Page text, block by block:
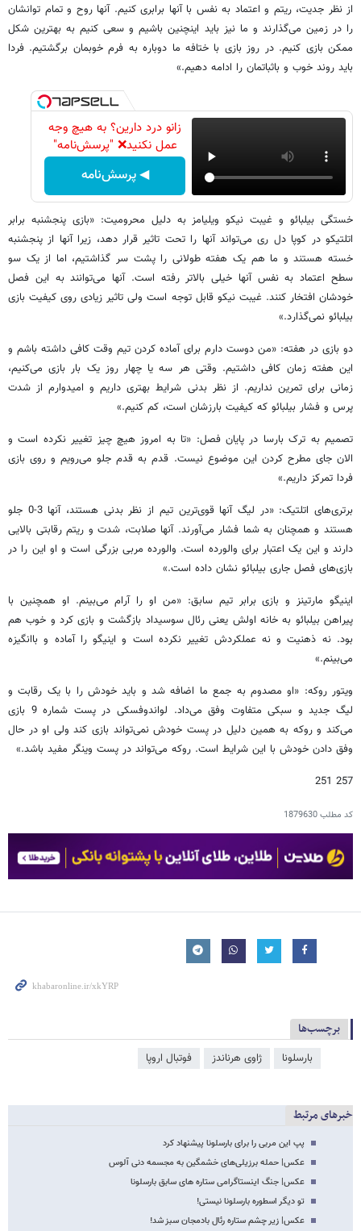
از نظر جدیت، ریتم و اعتماد به نفس با آنها برابری کنیم. آنها روح و تمام توانشان
را در زمین می‌گذارند و ما نیز باید اینچنین باشیم و سعی کنیم به بهترین شکل
ممکن بازی کنیم. در روز بازی با ختافه ما دوباره به فرم خوبمان برگشتیم. فردا
باید روند خوب و باثباتمان را ادامه دهیم.»
زانو درد دارین؟ به هیچ وجه
عمل نکنید❌ "پرسش‌نامه"
◀ پرسش‌نامه
خستگی بیلبائو و غیبت نیکو ویلیامز به دلیل محرومیت: «بازی پنجشنبه برابر
اتلتیکو در کوپا دل ری می‌تواند آنها را تحت تاثیر قرار دهد، زیرا آنها از پنجشنبه
خسته هستند و ما هم یک هفته طولانی را پشت سر گذاشتیم، اما از یک سو
سطح اعتماد به نفس آنها خیلی بالاتر رفته است. آنها می‌توانند به این فصل
خودشان افتخار کنند. غیبت نیکو قابل توجه است ولی تاثیر زیادی روی کیفیت بازی
بیلبائو نمی‌گذارد.»
دو بازی در هفته: «من دوست دارم برای آماده کردن تیم وقت کافی داشته باشم و
این هفته زمان کافی داشتیم. وقتی هر سه یا چهار روز یک بار بازی می‌کنیم،
زمانی برای تمرین نداریم. از نظر بدنی شرایط بهتری داریم و امیدوارم از شدت
پرس و فشار بیلبائو که کیفیت بارزشان است، کم کنیم.»
تصمیم به ترک بارسا در پایان فصل: «تا به امروز هیچ چیز تغییر نکرده است و
الان جای مطرح کردن این موضوع نیست. قدم به قدم جلو می‌رویم و روی بازی
فردا تمرکز داریم.»
برتری‌های اتلتیک: «در لیگ آنها قوی‌ترین تیم از نظر بدنی هستند، آنها 3-0 جلو
هستند و همچنان به شما فشار می‌آورند. آنها صلابت، شدت و ریتم رقابتی بالایی
دارند و این یک اعتبار برای والورده است. والورده مربی بزرگی است و او این را در
بازی‌های فصل جاری بیلبائو نشان داده است.»
اینیگو مارتینز و بازی برابر تیم سابق: «من او را آرام می‌بینم. او همچنین با
پیراهن بیلبائو به خانه اولش یعنی رئال سوسیداد بازگشت و بازی کرد و خوب هم
بود. نه ذهنیت و نه عملکردش تغییر نکرده است و اینیگو را آماده و باانگیزه
می‌بینم.»
ویتور روکه: «او مصدوم به جمع ما اضافه شد و باید خودش را با یک رقابت و
لیگ جدید و سبکی متفاوت وفق می‌داد. لواندوفسکی در پست شماره 9 بازی
می‌کند و روکه به همین دلیل در پست خودش نمی‌تواند بازی کند ولی او در حال
وفق دادن خودش با این شرایط است. روکه می‌تواند در پست وینگر مفید باشد.»
257 251
کد مطلب1879630
برچسب‌ها
بارسلونا ژاوی هرناندز فوتبال اروپا
خبرهای مرتبط
پپ این مربی را برای بارسلونا پیشنهاد کرد
عکس| حمله برزیلی‌های خشمگین به مجسمه دنی آلوس
عکس| جنگ اینستاگرامی ستاره های سابق بارسلونا
تو دیگر اسطوره بارسلونا نیستی!
عکس| زیر چشم ستاره رئال بادمجان سبز شد!